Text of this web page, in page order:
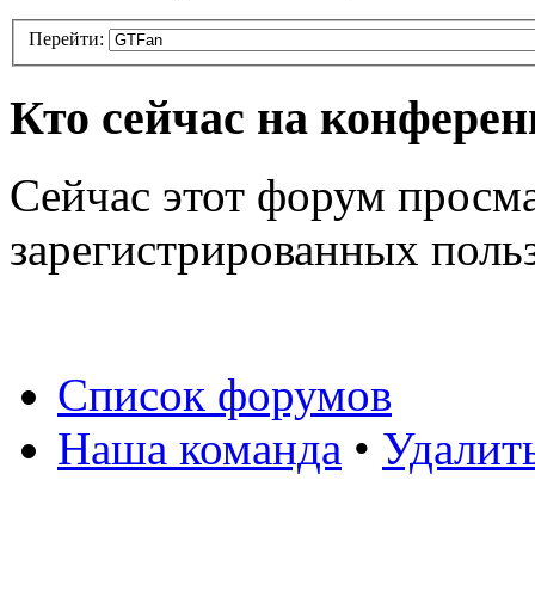
Перейти:
Кто сейчас на
Сейчас этот форум
зарегистрированных
Список форумов
Наша команда •